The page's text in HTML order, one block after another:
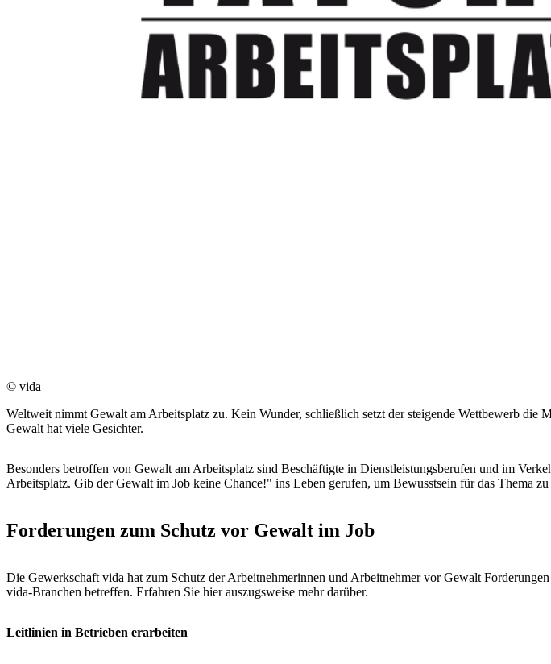
© vida
Weltweit nimmt Gewalt am Arbeitsplatz zu. Kein Wunder, schließlich setzt der steigende Wettbewerb
Gewalt hat viele Gesichter.
Besonders betroffen von Gewalt am Arbeitsplatz sind Beschäftigte in Dienstleistungsberufen und im
Arbeitsplatz. Gib der Gewalt im Job keine Chance!" ins Leben gerufen, um Bewusstsein für das Thema
Forderungen zum Schutz vor Gewalt im Job
Die Gewerkschaft vida hat zum Schutz der Arbeitnehmerinnen und Arbeitnehmer vor Gewalt
vida-Branchen betreffen. Erfahren Sie hier auszugsweise mehr darüber.
Leitlinien in Betrieben erarbeiten